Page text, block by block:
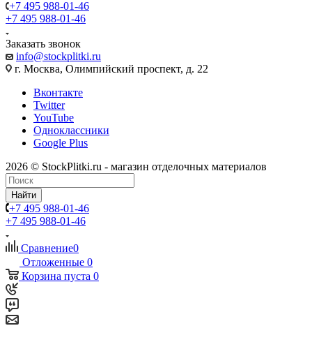
+7 495 988-01-46
+7 495 988-01-46
Заказать звонок
info@stockplitki.ru
г. Москва, Олимпийский проспект, д. 22
Вконтакте
Twitter
YouTube
Одноклассники
Google Plus
2026 © StockPlitki.ru - магазин отделочных материалов
Найти
+7 495 988-01-46
+7 495 988-01-46
Сравнение0
Отложенные 0
Корзина пуста 0